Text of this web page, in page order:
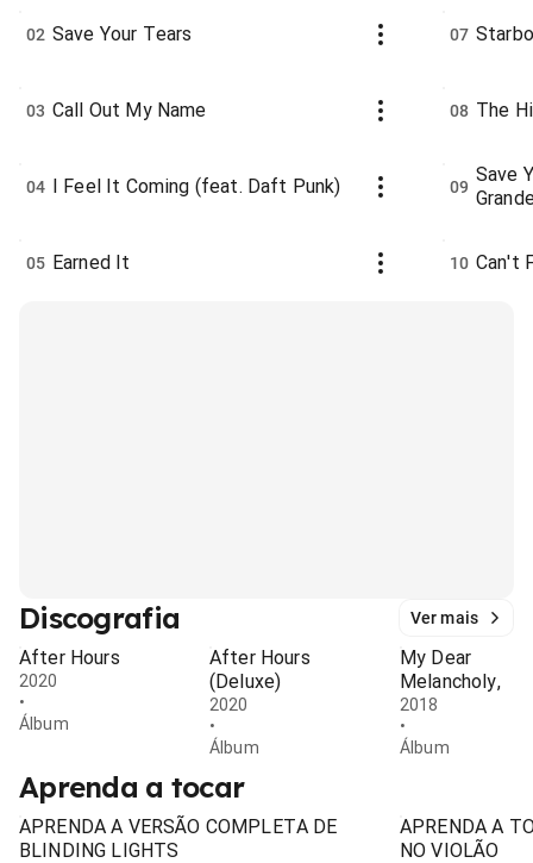
02 Save Your Tears
03 Call Out My Name
04 I Feel It Coming (feat. Daft Punk)
05 Earned It
07
08 The
09
Save
10 Can't
Discografia Ver mais
After Hours
2020
•
Álbum
After Hours
(Deluxe)
2020
•
Álbum
My Dear
Melancholy,
2018
•
Álbum
Aprenda a tocar
APRENDA A VERSÃO COMPLETA DE
BLINDING LIGHTS
APRENDA A
NO VIOLÃO